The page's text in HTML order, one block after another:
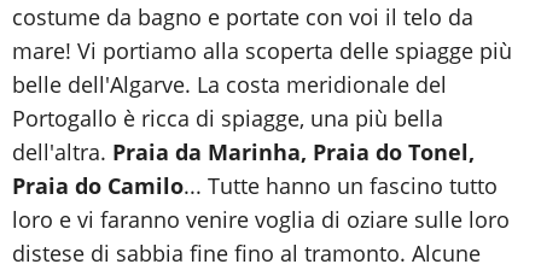
costume da bagno e portate con voi il telo da
mare! Vi portiamo alla scoperta delle spiagge più
belle dell'Algarve. La costa meridionale del
Portogallo è ricca di spiagge, una più bella
dell'altra. Praia da Marinha, Praia do Tonel,
Praia do Camilo... Tutte hanno un fascino tutto
loro e vi faranno venire voglia di oziare sulle loro
distese di sabbia fine fino al tramonto. Alcune